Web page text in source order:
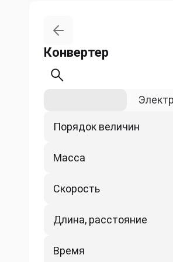
Конвертер
Порядок величин
Масса
Скорость
Длина, расстояние
Время